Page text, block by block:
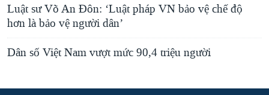
Luật sư Võ An Đôn: ‘Luật pháp VN bảo vệ chế độ
hơn là bảo vệ người dân’
Dân số Việt Nam vượt mức 90,4 triệu người